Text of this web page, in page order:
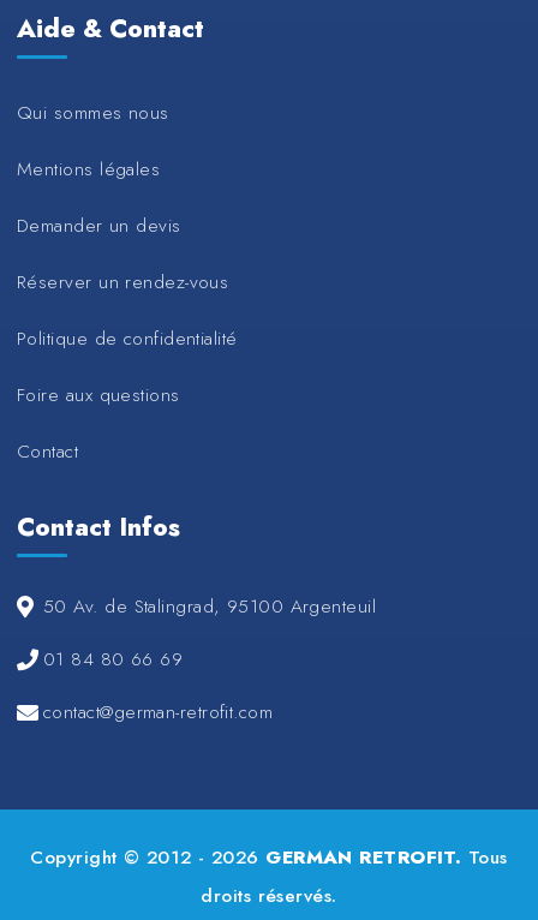
Aide & Contact
Qui sommes nous
Mentions légales
Demander un devis
Réserver un rendez-vous
Politique de confidentialité
Foire aux questions
Contact
Contact Infos
50 Av. de Stalingrad, 95100 Argenteuil
01 84 80 66 69
contact@german-retrofit.com
Copyright © 2012 - 2026 GERMAN RETROFIT. Tous
droits réservés.